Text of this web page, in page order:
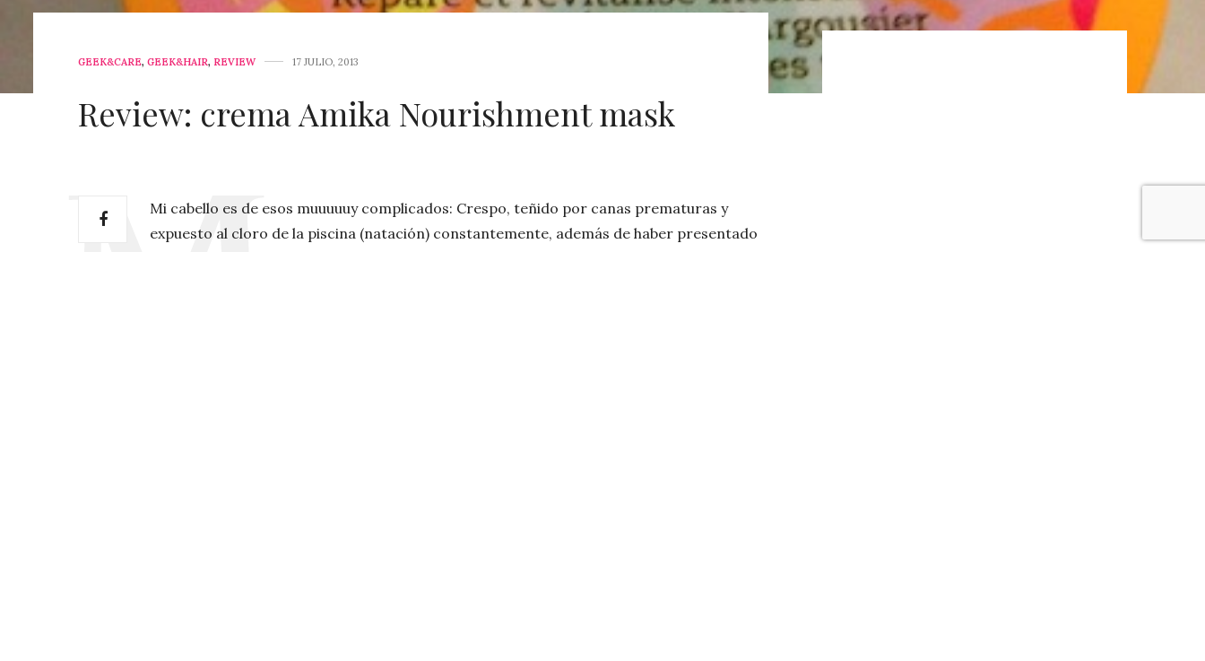
GEEK&CARE, GEEK&HAIR, REVIEW 17 JULIO, 2013
Review: crema Amika Nourishment mask
Mi cabello es de esos muuuuuy complicados: Crespo, teñido por canas prematuras y
expuesto al cloro de la piscina (natación) constantemente, además de haber presentado